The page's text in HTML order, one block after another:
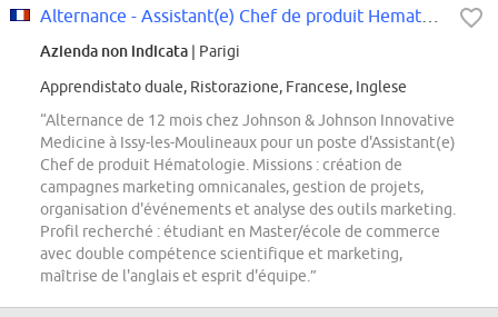
Azienda non indicata | Parigi
Apprendistato duale, Ristorazione, Francese, Inglese
“Alternance de 12 mois chez Johnson & Johnson Innovative
Medicine à Issy-les-Moulineaux pour un poste d'Assistant(e)
Chef de produit Hématologie. Missions : création de
campagnes marketing omnicanales, gestion de projets,
organisation d'événements et analyse des outils marketing.
Profil recherché : étudiant en Master/école de commerce
avec double compétence scientifique et marketing,
maîtrise de l'anglais et esprit d'équipe.”